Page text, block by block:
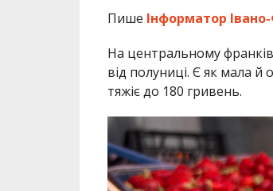
Пише Інформатор
На центральному
від полуниці. Є як мала
тяжіє до 180 гривень.